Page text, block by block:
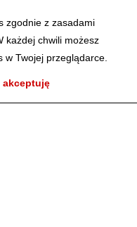
zgodnie z zasadami
każdej chwili możesz
w Twojej przeglądarce.
akceptuję